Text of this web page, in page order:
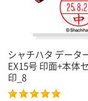
シャチハタ データ
EX15号 印面+本体
印_8